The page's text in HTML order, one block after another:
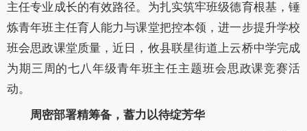
主任专业成长的有效路径。为扎实筑牢班级德育根基，锤
炼青年班主任育人能力与课堂把控本领，进一步提升学校
班会思政课堂质量，近日，攸县联星街道上云桥中学完成
为期三周的七八年级青年班主任主题班会思政课竞赛活
动。
周密部署精筹备，蓄力以待绽芳华